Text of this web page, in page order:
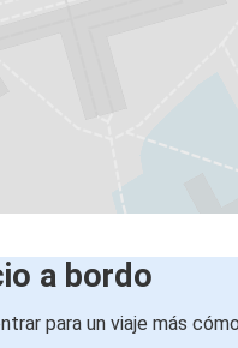
a bordo
para un viaje más